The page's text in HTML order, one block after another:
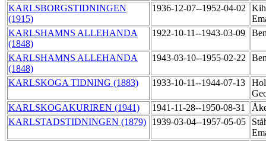
KARLSBORGSTIDNINGEN
(1915)
1936-12-07--1952-04-02
KARLSHAMNS ALLEHANDA
(1848)
1922-10-11--1943-03-09
KARLSHAMNS ALLEHANDA
(1848)
1943-03-10--1955-02-22
KARLSKOGA TIDNING (1883) 1933-10-11--1944-07-13
KARLSKOGAKURIREN (1941)
1941-11-28--1950-08-31
KARLSTADSTIDNINGEN (1879)
1939-03-04--1957-05-05